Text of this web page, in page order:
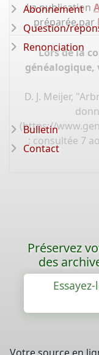
La publication
préparée par
Lors de la
généalogique,
D. J. Meijer,
(https://
: consultée 7
Abonnement
Question/
Renonciation
Bulletin
Contact
Préservez
des